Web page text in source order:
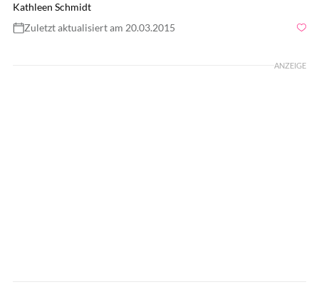
Kathleen Schmidt
Zuletzt aktualisiert am 20.03.2015
ANZEIGE